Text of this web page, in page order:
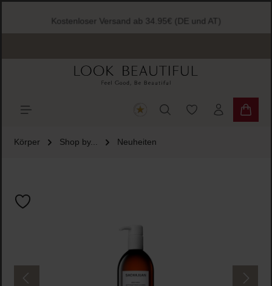
Kostenloser Versand ab 34.95€ (DE und AT)
Du hast 0
Körper Shop by... Neuheiten